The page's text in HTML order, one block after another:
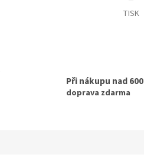
TISK
Při nákupu nad
doprava zdarma